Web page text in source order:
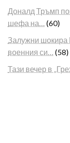
Доналд Тръмп
шефа на…
(60)
Залужни шокира
военния си…
(58)
Тази вечер в